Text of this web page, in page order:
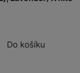
Do košíku